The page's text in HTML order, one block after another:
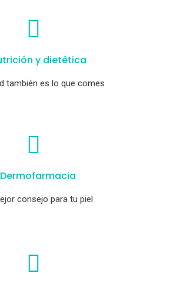
y dietética
también es lo que comes
Dermofarmacia
consejo para tu piel